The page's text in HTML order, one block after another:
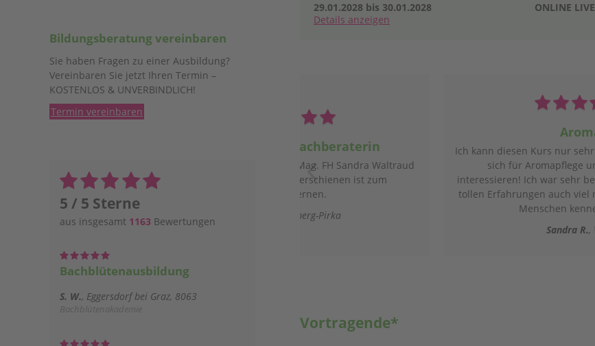
29.01.2028 bis 30.01.2028
Details anzeigen
ONLINE LIVE
Stoper nie persönlich erschienen ist zum
M. K.
Seiersberg-Pirka
Ich kann diesen Kurs nur sehr empfehlen , für alle, die
sich für Aromapflege und ätherische Öle
interessieren! Ich war sehr begeistert und hab neben
tollen Erfahrungen auch viel neue und inter3essante
Vortragende*
Bildungsberatung vereinbaren
Sie haben Fragen zu einer Ausbildung?
Vereinbaren Sie jetzt Ihren Termin –
KOSTENLOS & UNVERBINDLICH!
Termin vereinbaren
5 / 5 Sterne
aus insgesamt 1163 Bewertungen
Bachblütenausbildung
S. W. Eggersdorf bei Graz, 8063
Bachblütenakademie